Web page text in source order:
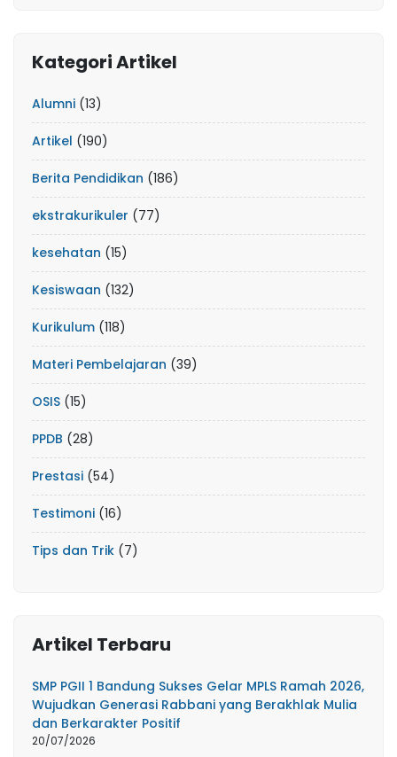
Kategori Artikel
Alumni (13)
Artikel (190)
Berita Pendidikan (186)
ekstrakurikuler (77)
kesehatan (15)
Kesiswaan (132)
Kurikulum (118)
Materi Pembelajaran (39)
OSIS (15)
PPDB (28)
Prestasi (54)
Testimoni (16)
Tips dan Trik (7)
Artikel Terbaru
SMP PGII 1 Bandung Sukses Gelar MPLS Ramah 2026,
Wujudkan Generasi Rabbani yang Berakhlak Mulia
dan Berkarakter Positif
20/07/2026